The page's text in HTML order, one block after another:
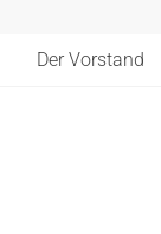
Der Vorstand